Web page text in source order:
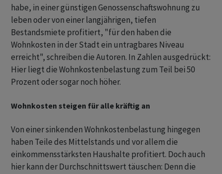
habe, in einer günstigen Genossenschaftswohnung zu
leben oder von einer langjährigen, tiefen
Bestandsmiete profitiert, "für den haben die
Wohnkosten in der Stadt ein untragbares Niveau
erreicht", schreiben die Autoren. In Zahlen ausgedrückt:
Hier liegt die Wohnkostenbelastung zum Teil bei 50
Prozent oder sogar noch höher.
Wohnkosten steigen für alle kräftig an
Von einer sinkenden Wohnkostenbelastung hingegen
haben Teile des Mittelstands und vor allem die
einkommensstärksten Haushalte profitiert. Doch auch
hier kann der Durchschnittswert täuschen: Denn die